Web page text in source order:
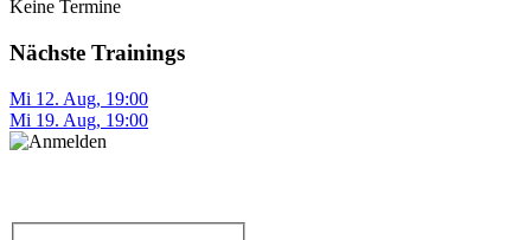
Keine Termine
Nächste Trainings
Mi 12. Aug, 19:00
Mi 19. Aug, 19:00